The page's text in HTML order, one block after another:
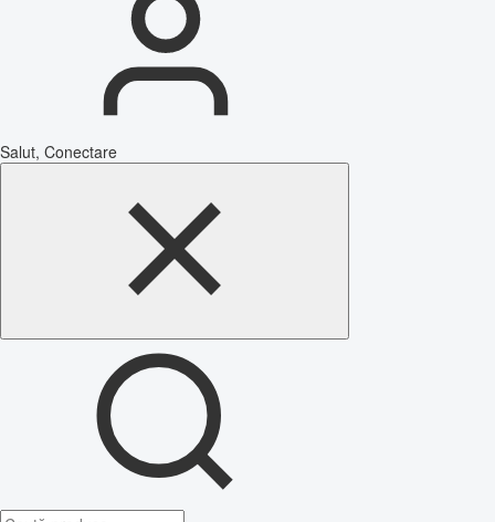
Salut, Conectare